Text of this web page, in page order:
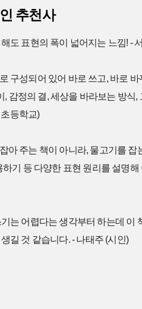
추천사
도 표현의 폭이 넓어지는 느낌! -
구성되어 있어 바로 쓰고, 바로
, 감정의 결, 세상을 바라보는 방식
등학교)
아 주는 책이 아니라, 물고기를
기 등 다양한 표현 원리를 설명
는 어렵다는 생각부터 하는데 이
길 것 같습니다. - 나태주 (시인)